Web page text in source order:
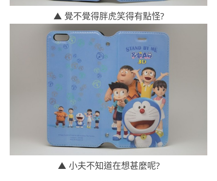
▲ 覺不覺得胖虎笑得有點怪?
▲ 小夫不知道在想甚麼呢?